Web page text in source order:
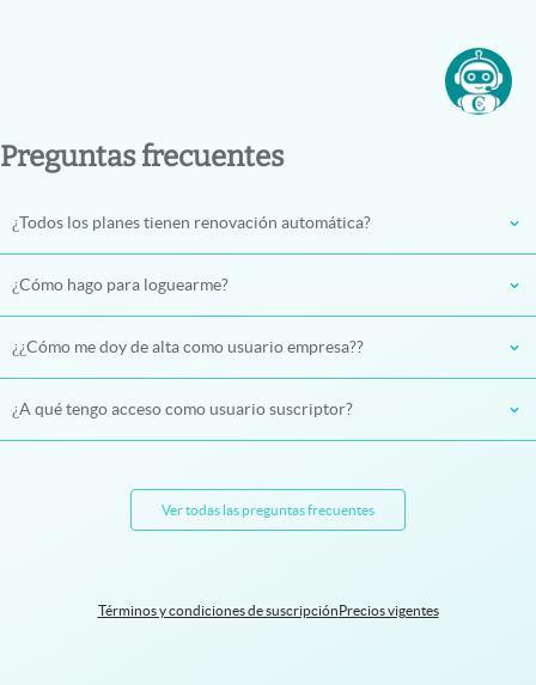
Preguntas frecuentes
¿Todos los planes tienen renovación automática?
¿Cómo hago para loguearme?
¿¿Cómo me doy de alta como usuario empresa??
¿A qué tengo acceso como usuario suscriptor?
Ver todas las preguntas frecuentes
Términos y condiciones de suscripción Precios vigentes